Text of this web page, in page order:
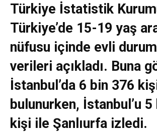
Türkiye İstatistik
Türkiye’de 15-19 yaş
nüfusu içinde evli
verileri açıkladı. Buna
İstanbul’da 6 bin 376
bulunurken, İstanbul’u
kişi ile Şanlıurfa izledi.